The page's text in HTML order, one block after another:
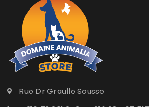
Rue Dr Graulle Sousse